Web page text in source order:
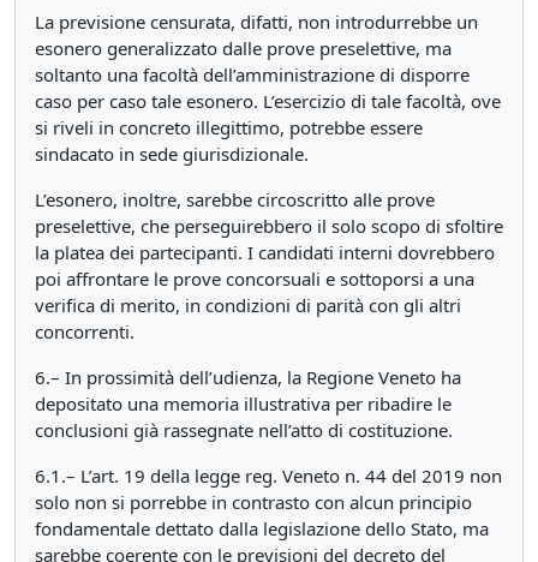
La previsione censurata, difatti, non introdurrebbe un
esonero generalizzato dalle prove preselettive, ma
soltanto una facoltà dell’amministrazione di disporre
caso per caso tale esonero. L’esercizio di tale facoltà, ove
si riveli in concreto illegittimo, potrebbe essere
sindacato in sede giurisdizionale.
L’esonero, inoltre, sarebbe circoscritto alle prove
preselettive, che perseguirebbero il solo scopo di sfoltire
la platea dei partecipanti. I candidati interni dovrebbero
poi affrontare le prove concorsuali e sottoporsi a una
verifica di merito, in condizioni di parità con gli altri
concorrenti.
6.– In prossimità dell’udienza, la Regione Veneto ha
depositato una memoria illustrativa per ribadire le
conclusioni già rassegnate nell’atto di costituzione.
6.1.– L’art. 19 della legge reg. Veneto n. 44 del 2019 non
solo non si porrebbe in contrasto con alcun principio
fondamentale dettato dalla legislazione dello Stato, ma
sarebbe coerente con le previsioni del decreto del